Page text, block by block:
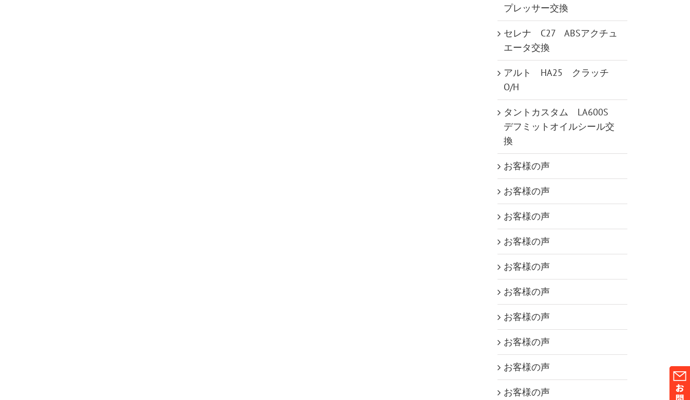
プレッサー交換
セレナ C27 ABSアクチュ
エータ交換
アルト HA25 クラッチ
O/H
タントカスタム LA600S
デフミットオイルシール交
換
お客様の声
お客様の声
お客様の声
お客様の声
お客様の声
お客様の声
お客様の声
お客様の声
お客様の声
お客様の声